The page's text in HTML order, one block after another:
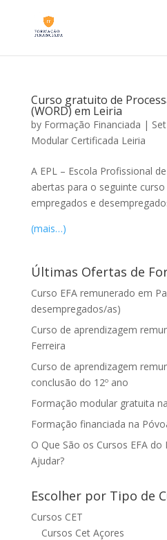
Curso gratuito de
(WORD) em Leiria
by Formação Financiada |
Modular Certificada Leiria
A EPL – Escola Profissional
abertas para o seguinte
empregados e
(mais…)
Últimas Ofertas de
Curso EFA remunerado em
desempregados/as)
Curso de aprendizagem
Ferreira
Curso de aprendizagem
conclusão do 12º ano
Formação modular gratuita
Formação financiada na
O Que São os Cursos EFA
Ajudar?
Escolher por Tipo de
Cursos CET
Cursos Cet Açores